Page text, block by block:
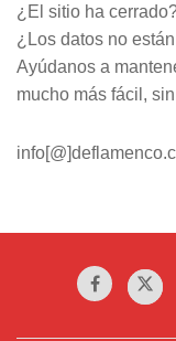
¿El sitio ha
¿Los datos no
Ayúdanos a
mucho más fácil,